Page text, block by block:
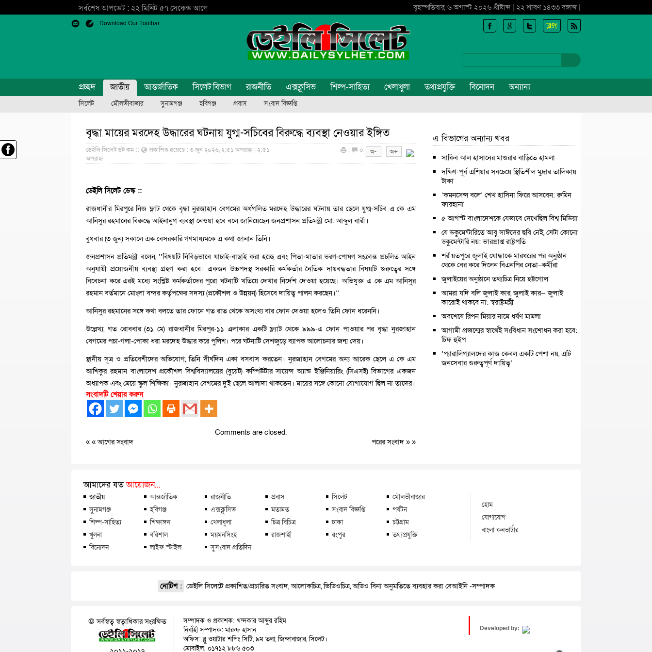
সর্বশেষ আপডেট : ২২ মিনিট ৫৭ সেকেন্ড আগে বৃহস্পতিবার, ৬ অগাস্ট ২০২৬ খ্রীষ্টাব্দ | ২২ শ্রাবণ ১৪৩৩ বঙ্গাব্দ |
Download Our Toolbar
প্রচ্ছদ জাতীয় আন্তর্জাতিক সিলেট বিভাগ রাজনীতি এক্সক্লুসিভ শিল্প-সাহিত্য খেলাধুলা তথ্যপ্রযুক্তি বিনোদন অন্যান্য
সিলেট মৌলভীবাজার সুনামগঞ্জ হবিগঞ্জ প্রবাস সংবাদ বিজ্ঞপ্তি
বৃদ্ধা মায়ের মরদেহ উদ্ধারের ঘটনায় যুগ্ম-সচিবের বিরুদ্ধে ব্যবস্থা নেওয়ার ইঙ্গিত
ডেইলি সিলেট ডট কম ::
প্রকাশিত হয়েছে : ৩ জুন ২০২৬, ২:৫১ অপরাহ্ন | ২:৫১
অপরাহ্ন
| ০
ডেইলি সিলেট ডেস্ক ::
রাজধানীর মিরপুরে নিজ ফ্লাট থেকে বৃদ্ধা নুরজাহান বেগমের অর্ধগলিত মরদেহ উদ্ধারের ঘটনায় তার ছেলে যুগ্ম-সচিব এ কে এম
আনিসুর রহমানের বিরুদ্ধে আইনানুগ ব্যবস্থা নেওয়া হবে বলে জানিয়েছেন জনপ্রশাসন প্রতিমন্ত্রী মো. আব্দুল বারী।
বুধবার (৩ জুন) সকালে এক বেসরকারি গণমাধ্যমকে এ কথা জানান তিনি।
জনপ্রশাসন প্রতিমন্ত্রী বলেন, ‘‘বিষয়টি নিবিড়ভাবে যাচাই-বাছাই করা হচ্ছে এবং পিতা-মাতার ভরণ-পোষণ সংক্রান্ত প্রচলিত আইন
অনুযায়ী প্রয়োজনীয় ব্যবস্থা গ্রহণ করা হবে। একজন উচ্চপদস্থ সরকারি কর্মকর্তার নৈতিক দায়বদ্ধতার বিষয়টি গুরুত্বের সঙ্গে
বিবেচনা করে এরই মধ্যে সংশ্লিষ্ট কর্মকর্তাদের পুরো ঘটনাটি খতিয়ে দেখার নির্দেশ দেওয়া হয়েছে। অভিযুক্ত এ কে এম আনিসুর
রহমান বর্তমানে মোংলা বন্দর কর্তৃপক্ষের সদস্য (প্রকৌশল ও উন্নয়ন) হিসেবে দায়িত্ব পালন করছেন।’’
আনিসুর রহমানের সঙ্গে কথা বলতে তার ফোনে গত রাত থেকে অসংখ্য বার ফোন দেওয়া হলেও তিনি ফোন ধরেননি।
উল্লেখ্য, গত রোববার (৩১ মে) রাজধানীর মিরপুর-১১ এলাকার একটি ফ্ল্যাট থেকে ৯৯৯-এ ফোন পাওয়ার পর বৃদ্ধা নুরজাহান
বেগমের পচা-গলা-পোকা ধরা মরদেহ উদ্ধার করে পুলিশ। পরে ঘটনাটি দেশজুড়ে ব্যাপক আলোচনার জন্ম দেয়।
স্থানীয় সূত্র ও প্রতিবেশীদের অভিযোগ, তিনি দীর্ঘদিন একা বসবাস করতেন। নুরজাহান বেগমের অন্য আরেক ছেলে এ কে এম
আশিকুর রহমান বাংলাদেশ প্রকৌশল বিশ্ববিদ্যালয়ের (বুয়েট) কম্পিউটার সায়েন্স অ্যান্ড ইঞ্জিনিয়ারিং (সিএসই) বিভাগের একজন
অধ্যাপক এবং মেয়ে স্কুল শিক্ষিকা। নুরজাহান বেগমের দুই ছেলে আলাদা থাকতেন। মায়ের সঙ্গে কোনো যোগাযোগ ছিল না তাদের।
সংবাদটি শেয়ার করুন
Comments are closed.
« «আগের সংবাদ পরের সংবাদ » »
এ বিভাগের অন্যান্য খবর
সাকিব আল হাসানের মাগুরার বাড়িতে হামলা
দক্ষিণ-পূর্ব এশিয়ার সবচেয়ে স্থিতিশীল মুদ্রার তালিকায়
টাকা
‘কমনসেন্স বলে’ শেখ হাসিনা ফিরে আসবেন: রুমিন
ফারহানা
৫ আগস্ট বাংলাদেশকে যেভাবে দেখেছিল বিশ্ব মিডিয়া
যে ডকুমেন্টারিতে আবু সাঈদের ছবি নেই, সেটা কোনো
ডকুমেন্টারি নয়: ভারপ্রাপ্ত রাষ্ট্রপতি
শরীয়তপুরে জুলাই যোদ্ধাকে মারধরের পর অনুষ্ঠান
থেকে বের করে দিলেন বিএনপির নেতা–কর্মীরা
জুলাইয়ের অনুষ্ঠানে তথ্যচিত্র নিয়ে হট্টগোল
আমরা যদি বলি জুলাই কার, জুলাই কার— জুলাই
কারোই থাকবে না: স্বরাষ্ট্রমন্ত্রী
অবশেষে রিপন মিয়ার নামে ধর্ষণ মামলা
আগামী প্রজন্মের স্বার্থেই সংবিধান সংশোধন করা হবে:
চিফ হুইপ
‘প্যারালিগ্যালদের কাজ কেবল একটি পেশা নয়, এটি
জনসেবার গুরুত্বপূর্ণ দায়িত্ব’
আমাদের যতআয়োজন...
জাতীয় আন্তর্জাতিক রাজনীতি প্রবাস সিলেট
মৌলভীবাজার
সুনামগঞ্জ
হবিগঞ্জ এক্সক্লুসিভ মতামত সংবাদ বিজ্ঞপ্তি
পর্যটন
শিল্প-সাহিত্য
শিক্ষাঙ্গন খেলাধুলা চিত্র বিচিত্র ঢাকা
চট্টগ্রাম
খুলনা
বরিশাল ময়মনসিংহ রাজশাহী রংপুর
তথ্যপ্রযুক্তি
বিনোদন
লাইফ স্টাইল সুসংবাদ প্রতিদিন
হোম
যোগাযোগ
বাংলা কনভার্টার
নোটিশ : ডেইলি সিলেটে প্রকাশিত/প্রচারিত সংবাদ, আলোকচিত্র, ভিডিওচিত্র, অডিও বিনা অনুমতিতে ব্যবহার করা বেআইনি -সম্পাদক
© সর্বস্বত্ব স্বত্বাধিকার সংরক্ষিত
সম্পাদক ও প্রকাশক: খন্দকার আব্দুর রহিম
নির্বাহী সম্পাদক: মারুফ হাসান
অফিস: ব্লু ওয়াটার শপিং সিটি, ৯ম তলা, জিন্দাবাজার, সিলেট।
মোবাইল: ০১৭১২ ৮৮৬ ৫০৩
Developed by: